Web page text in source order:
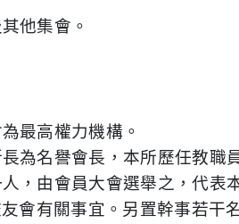
他集會。
最高權力機構。
為名譽會長，本所歷任教職
，由會員大會選舉之，代表
會有關事宜。另置幹事若干